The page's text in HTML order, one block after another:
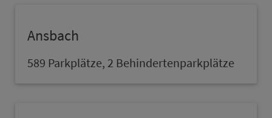
Ans­bach
589 Parkplätze, 2 Behindertenparkplätze